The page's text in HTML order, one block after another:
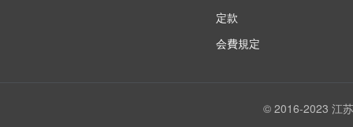
定款
会費規定
© 2016-2023 江